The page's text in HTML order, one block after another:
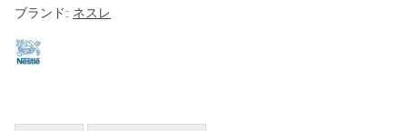
ブランド: ネスレ